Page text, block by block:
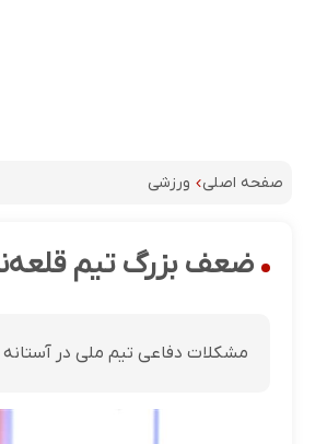
صفحه اصلی ورزشی
ضعف بزرگ تیم
مشکلات دفاعی تیم ملی در